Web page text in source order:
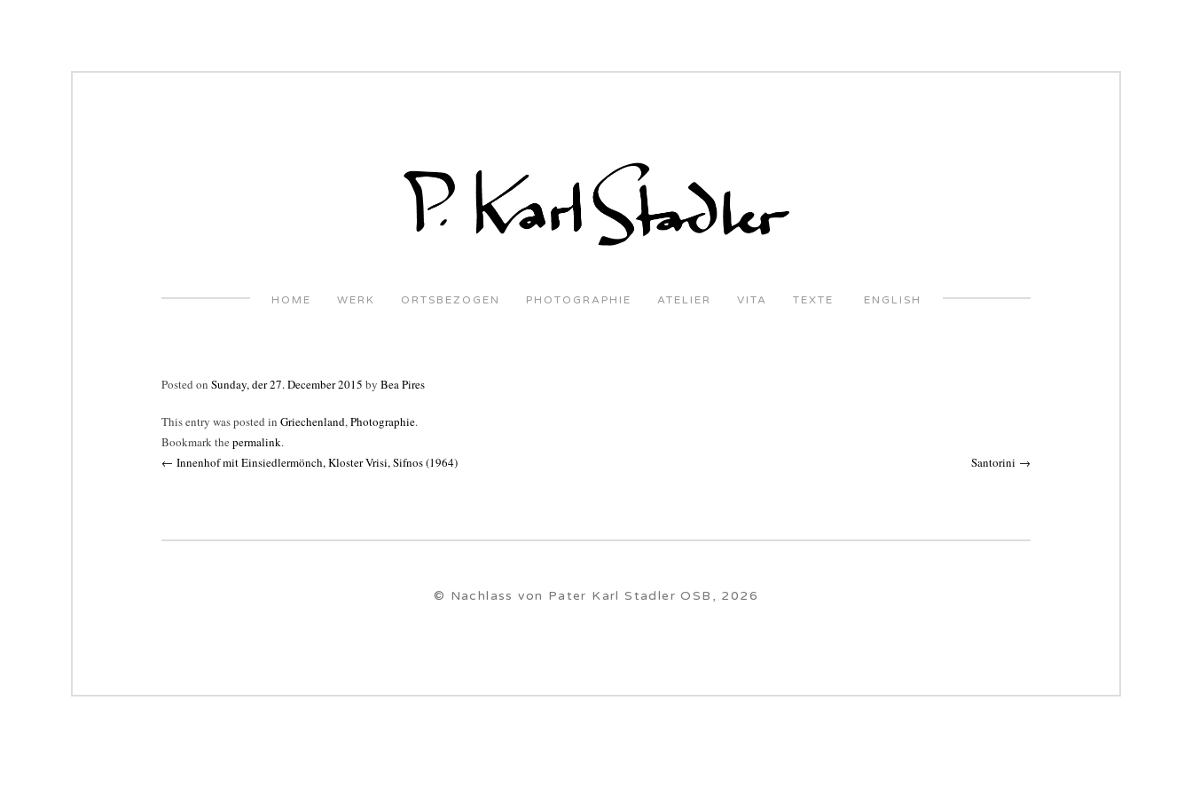
HOME WERK ORTSBEZOGEN PHOTOGRAPHIE ATELIER VITA TEXTE ENGLISH
Posted on Sunday, der 27. December 2015 by Bea Pires
This entry was posted in Griechenland,Photographie.
Bookmark the permalink.
Post
← Innenhof mit Einsiedlermönch, Kloster Vrisi, Sifnos (1964) Santorini →
© Nachlass von Pater Karl Stadler OSB, 2026